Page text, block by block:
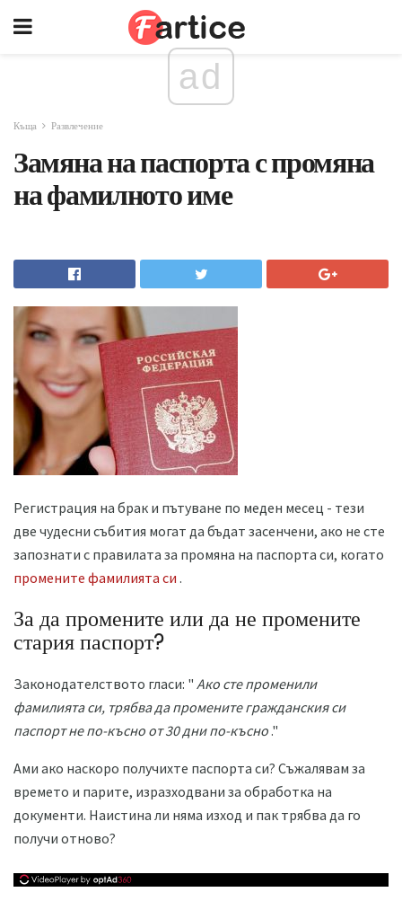
ad
Къща Развлечение
Замяна на паспорта с промяна
на фамилното име
Регистрация на брак и пътуване по меден месец - тези
две чудесни събития могат да бъдат засенчени, ако не сте
запознати с правилата за промяна на паспорта си, когато
промените фамилията си .
За да промените или да не промените
стария паспорт?
Законодателството гласи: " Ако сте променили
фамилията си, трябва да промените гражданския си
паспорт не по-късно от 30 дни по-късно."
Ами ако наскоро получихте паспорта си? Съжалявам за
времето и парите, изразходвани за обработка на
документи. Наистина ли няма изход и пак трябва да го
получи отново?